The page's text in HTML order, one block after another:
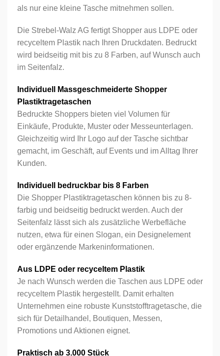
Bestehender
Kunde
Neuer Kunde
Alternative:
Angemeldet bleiben
Formular senden
als nur eine kleine Tasche mitnehmen sollen.
Die Strebel-Walz AG fertigt Shopper aus LDPE oder
recyceltem Plastik nach Ihren Druckdaten. Bedruckt
wird beidseitig mit bis zu 8 Farben, auf Wunsch auch
im Seitenfalz.
Individuell Massgeschmeiderte Shopper
Plastiktragetaschen
Bedruckte Shoppers bieten viel Volumen für
Einkäufe, Produkte, Muster oder Messeunterlagen.
Gleichzeitig wird Ihr Logo auf der Tasche sichtbar
gemacht, im Geschäft, auf Events und im Alltag Ihrer
Kunden.
Individuell bedruckbar bis 8 Farben
Die Shopper Plastiktragetaschen können bis zu 8-
farbig und beidseitig bedruckt werden. Auch der
Seitenfalz lässt sich als zusätzliche Werbefläche
nutzen, etwa für einen Slogan, ein Designelement
oder ergänzende Markeninformationen.
Aus LDPE oder recyceltem Plastik
Je nach Wunsch werden die Taschen aus LDPE oder
recyceltem Plastik hergestellt. Damit erhalten
Unternehmen eine robuste Kunststofftragetasche, die
sich für Detailhandel, Boutiquen, Messen,
Promotions und Aktionen eignet.
Praktisch ab 3.000 Stück